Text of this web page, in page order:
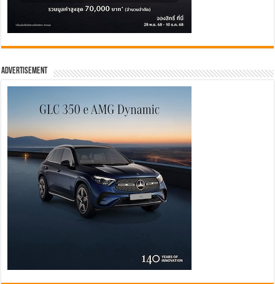
Advertisement